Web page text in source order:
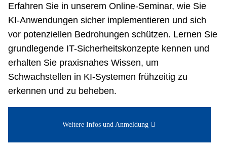
Netzwerke
Erfahren Sie in unserem Online-Seminar, wie Sie
KI-Anwendungen sicher implementieren und sich
vor potenziellen Bedrohungen schützen. Lernen Sie
grundlegende IT-Sicherheitskonzepte kennen und
erhalten Sie praxisnahes Wissen, um
Schwachstellen in KI-Systemen frühzeitig zu
erkennen und zu beheben.
Weitere Infos und Anmeldung